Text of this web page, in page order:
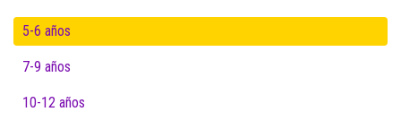
5-6 años
7-9 años
10-12 años